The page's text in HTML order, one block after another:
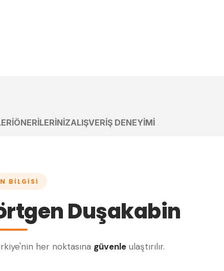
ÖNERILERINIZALIŞVERIŞ DENEYIMI
BILGISI
Duşakabin
her noktasına güvenleulaştırılır.